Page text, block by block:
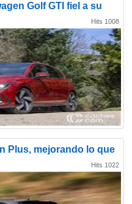
Golf GTI fiel a su
Hits 1008
Plus, mejorando lo que
Hits 1022